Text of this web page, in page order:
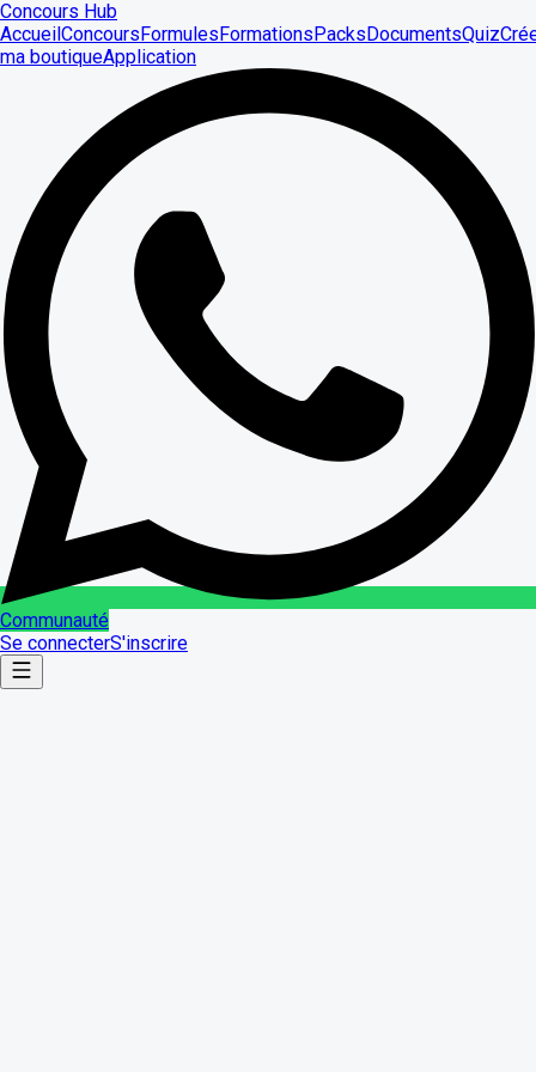
Concours Hub
AccueilConcoursFormulesFormationsPacksDocumentsQuiz
ma boutiqueApplication
Communauté
Se connecterS'inscrire